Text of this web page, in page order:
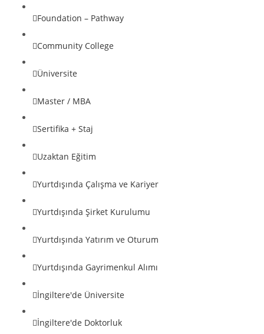
Foundation – Pathway
Community College
Üniversite
Master / MBA
Sertifika + Staj
Uzaktan Eğitim
Yurtdışında Çalışma ve Kariyer
Yurtdışında Şirket Kurulumu
Yurtdışında Yatırım ve Oturum
Yurtdışında Gayrimenkul Alımı
İngiltere'de Üniversite
İngiltere'de Doktorluk